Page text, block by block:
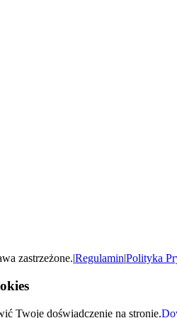
zastrzeżone.|Regulamin|Polityka
Twoje doświadczenie na stronie.